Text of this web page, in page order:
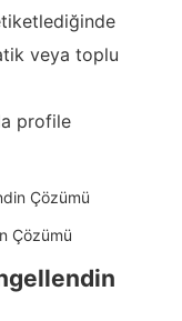
veya toplu
profile
Çözümü